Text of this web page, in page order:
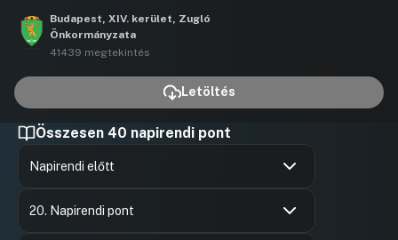
Budapest, XIV. kerület, Zugló
Önkormányzata
41439 megtekintés
Letöltés
Összesen 40 napirendi pont
Napirendi előtt
20. Napirendi pont